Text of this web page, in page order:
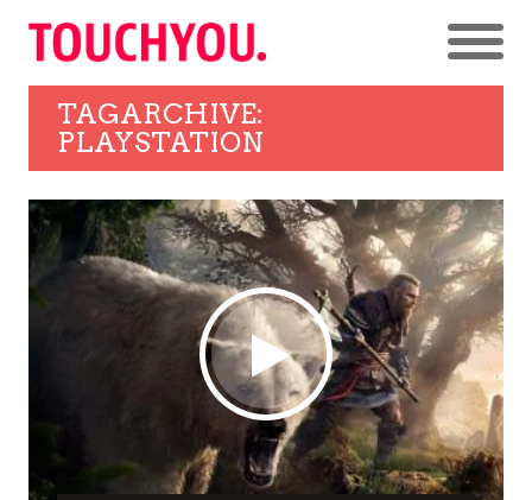
TAGARCHIVE:
PLAYSTATION